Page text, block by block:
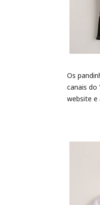
Os
canais do
website e